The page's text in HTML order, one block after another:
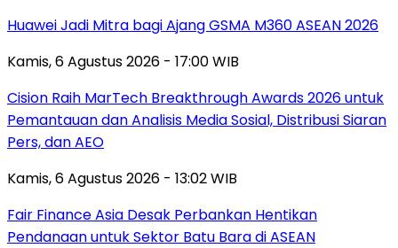
Huawei Jadi Mitra bagi Ajang GSMA M360 ASEAN 2026
Kamis, 6 Agustus 2026 - 17:00 WIB
Cision Raih MarTech Breakthrough Awards 2026 untuk
Pemantauan dan Analisis Media Sosial, Distribusi Siaran
Pers, dan AEO
Kamis, 6 Agustus 2026 - 13:02 WIB
Fair Finance Asia Desak Perbankan Hentikan
Pendanaan untuk Sektor Batu Bara di ASEAN